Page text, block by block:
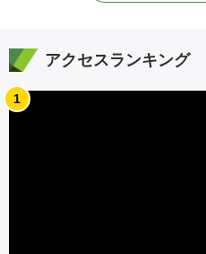
アクセスランキング
1